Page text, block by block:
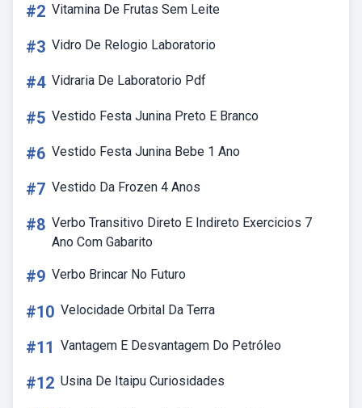
#2 Vitamina De Frutas Sem Leite
#3 Vidro De Relogio Laboratorio
#4 Vidraria De Laboratorio Pdf
#5 Vestido Festa Junina Preto E Branco
#6 Vestido Festa Junina Bebe 1 Ano
#7 Vestido Da Frozen 4 Anos
#8 Verbo Transitivo Direto E Indireto Exercicios 7
Ano Com Gabarito
#9 Verbo Brincar No Futuro
#10 Velocidade Orbital Da Terra
#11 Vantagem E Desvantagem Do Petróleo
#12 Usina De Itaipu Curiosidades